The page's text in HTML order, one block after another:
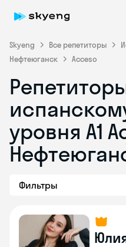
Skyeng Все репетиторы
Нефтеюганск
Acceso
уровня A1
Фильтры
Skyeng Chat
online